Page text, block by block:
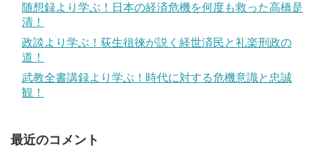
随想録より学ぶ！日本の経済危機を何度も救った高橋是
清！
政談より学ぶ！荻生徂徠が説く経世済民と礼楽刑政の
道！
武教全書講録より学ぶ！時代に対する危機意識と忠誠
観！
最近のコメント